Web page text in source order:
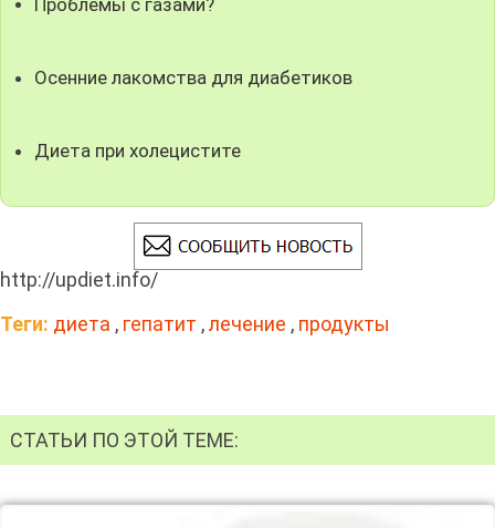
Осенние лакомства для диабетиков
Диета при холецистите
http://updiet.info/
Теги: диета , гепатит ,лечение , продукты
СТАТЬИ ПО ЭТОЙ ТЕМЕ: